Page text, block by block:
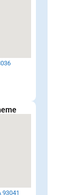
93041